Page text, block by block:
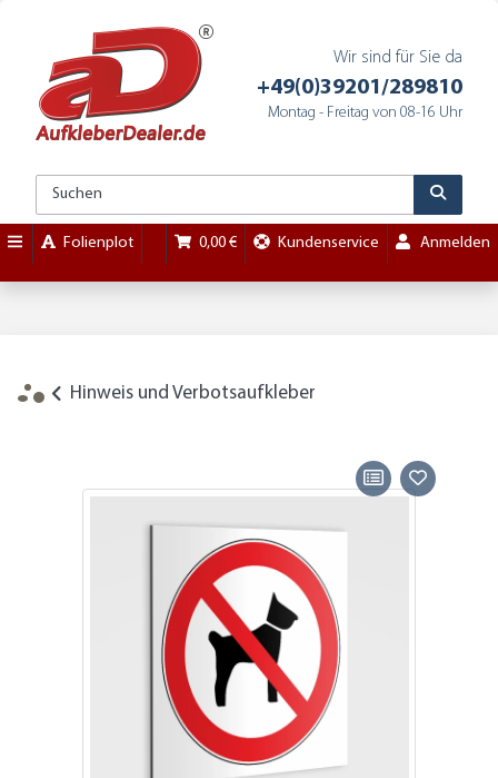
Wir sind für Sie da
+49(0)39201/289810
Montag - Freitag von 08-16 Uhr
Folienplot 0,00 € Kundenservice Anmelden
Hinweis und Verbotsaufkleber